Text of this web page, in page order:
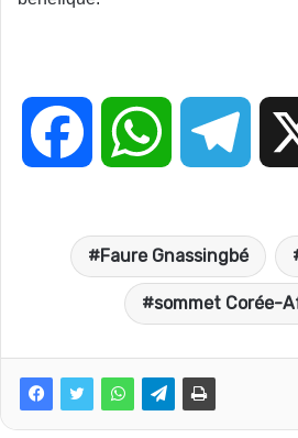
c
b
a
s
l
Faure Gnassingbé
sommet Corée-